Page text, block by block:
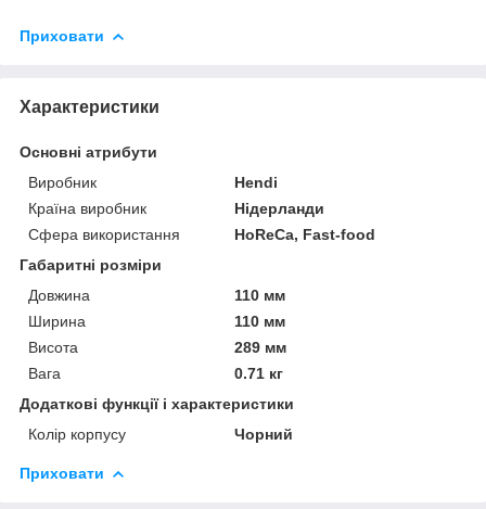
Приховати
Характеристики
Основні атрибути
Виробник
Hendi
Країна виробник
Нідерланди
Сфера використання
HoReCa, Fast-food
Габаритні розміри
Довжина
110 мм
Ширина
110 мм
Висота
289 мм
Вага
0.71 кг
Додаткові функції і характеристики
Колір корпусу
Чорний
Приховати